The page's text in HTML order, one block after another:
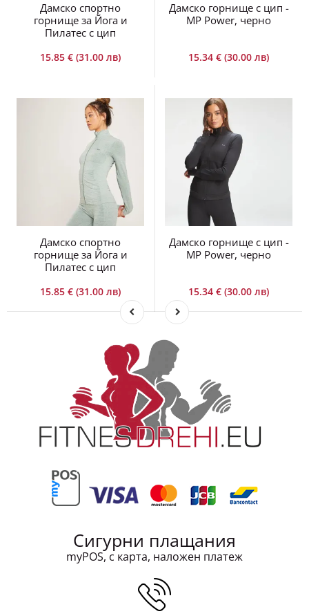
Дамско спортно
горнище за Йога и
Пилатес с цип
15.85 € (31.00 лв)
Дамско горнище с цип -
MP Power, черно
15.34 € (30.00 лв)
Дамско спортно
горнище за Йога и
Пилатес с цип
15.85 € (31.00 лв)
Дамско горнище с цип -
MP Power, черно
15.34 € (30.00 лв)
Сигурни плащания
myPOS, с карта, наложен платеж